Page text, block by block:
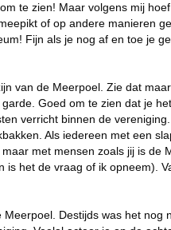
te zien! Maar volgens mij
of op andere manieren
Fijn als je nog af en toe je
van de Meerpoel. Zie dat
Goed om te zien dat je
verricht binnen de
Als iedereen met een
met mensen zoals jij is
het de vraag of ik opneem).
Destijds was het nog